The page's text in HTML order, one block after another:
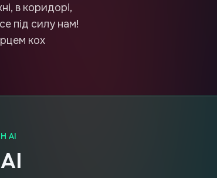
в коридорі,
під силу нам!
кох
AI